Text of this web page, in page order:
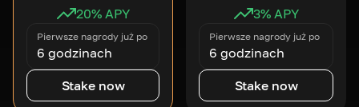
20% APY
Pierwsze nagrody już po
6 godzinach
Stake now
3% APY
Pierwsze nagrody już po
6 godzinach
Stake now